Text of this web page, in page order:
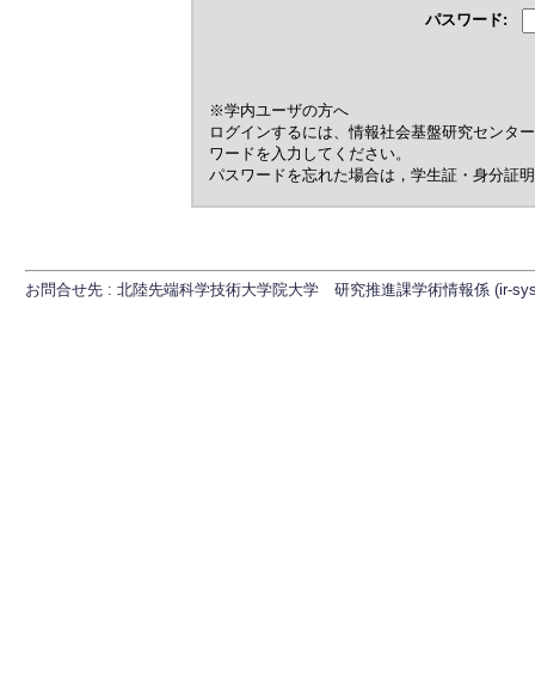
パスワード:
※学内ユーザの方へ
ログインするには、情報社会基盤研究センタ
ワードを入力してください。
パスワードを忘れた場合は，学生証・身分証
お問合せ先 : 北陸先端科学技術大学院大学 研究推進課学術情報係 (ir-